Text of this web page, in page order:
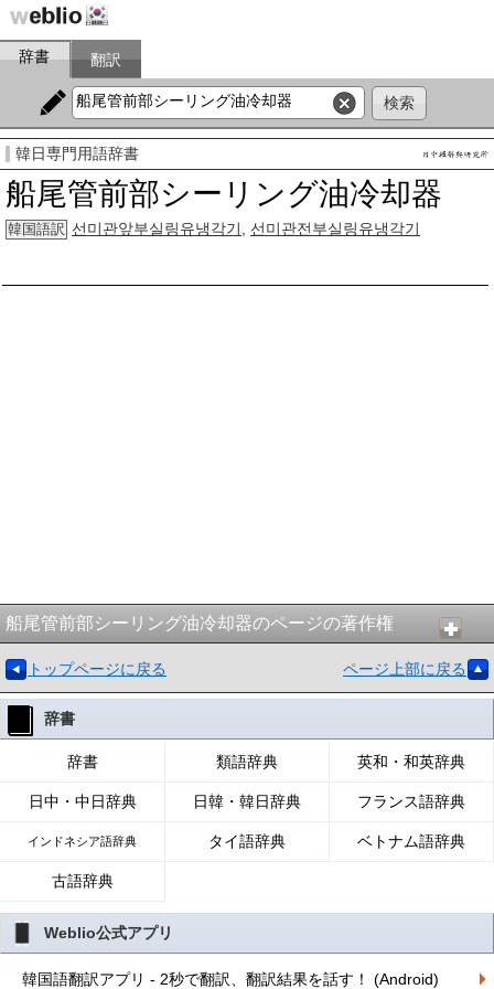
辞書 翻訳
韓日専門用語辞書
船尾管前部シーリング油冷却器
韓国語訳 선미관앞부실링유냉각기 선미관전부실링유냉각기
船尾管前部シーリング油冷却器のページの著作権
トップページに戻る ページ上部に戻る
辞書
辞書 類語辞典 英和・和英辞典
日中・中日辞典 日韓・韓日辞典 フランス語辞典
インドネシア語辞典 タイ語辞典 ベトナム語辞典
古語辞典
Weblio公式アプリ
韓国語翻訳アプリ - 2秒で翻訳、翻訳結果を話す！ (Android)